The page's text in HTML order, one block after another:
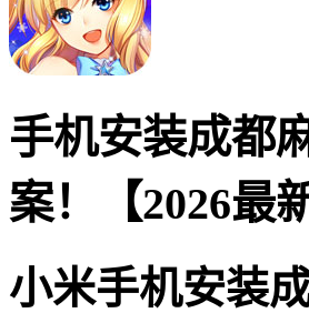
手机安装成都
案！【2026最
小米手机安装